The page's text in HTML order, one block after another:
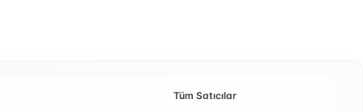
Tüm Satıcılar